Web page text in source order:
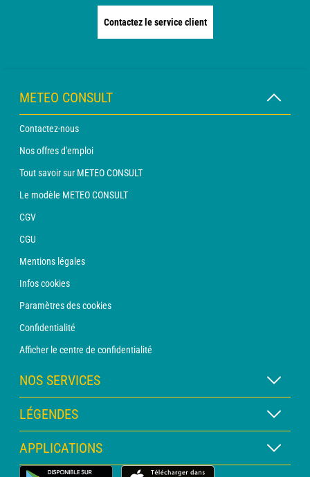
Contactez le service client
METEO CONSULT
Contactez-nous
Nos offres d'emploi
Tout savoir sur METEO CONSULT
Le modèle METEO CONSULT
CGV
CGU
Mentions légales
Infos cookies
Paramètres des cookies
Confidentialité
Afficher le centre de confidentialité
NOS SERVICES
Abonnement METEO Xpert
Abonnement METEO PRO
Consultation avec un prévisionniste
LÉGENDES
Légende des cartes
Légende des pictogrammes
APPLICATIONS